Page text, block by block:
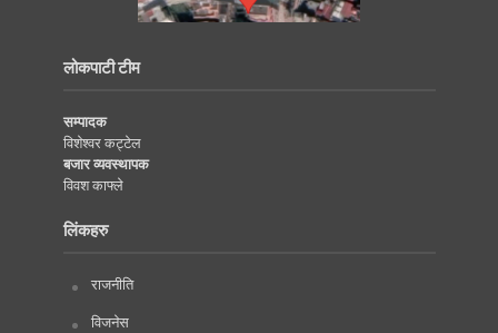
लोकपाटी टीम
सम्पादक
विशेश्वर कट्टेल
बजार व्यवस्थापक
विवश काफ्ले
लिंकहरु
राजनीति
विजनेस